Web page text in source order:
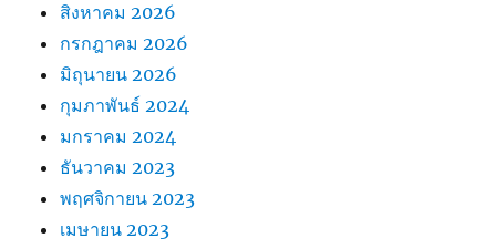
สิงหาคม 2026
กรกฎาคม 2026
มิถุนายน 2026
กุมภาพันธ์ 2024
มกราคม 2024
ธันวาคม 2023
พฤศจิกายน 2023
เมษายน 2023